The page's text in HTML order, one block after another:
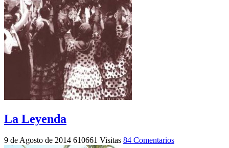
La Leyenda
9 de Agosto de 2014 610661 Visitas 84 Comentarios